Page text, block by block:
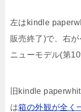
左はkindle
販売終了)で、右
ニューモデル(第10
旧kindle
は箱の外観が全く